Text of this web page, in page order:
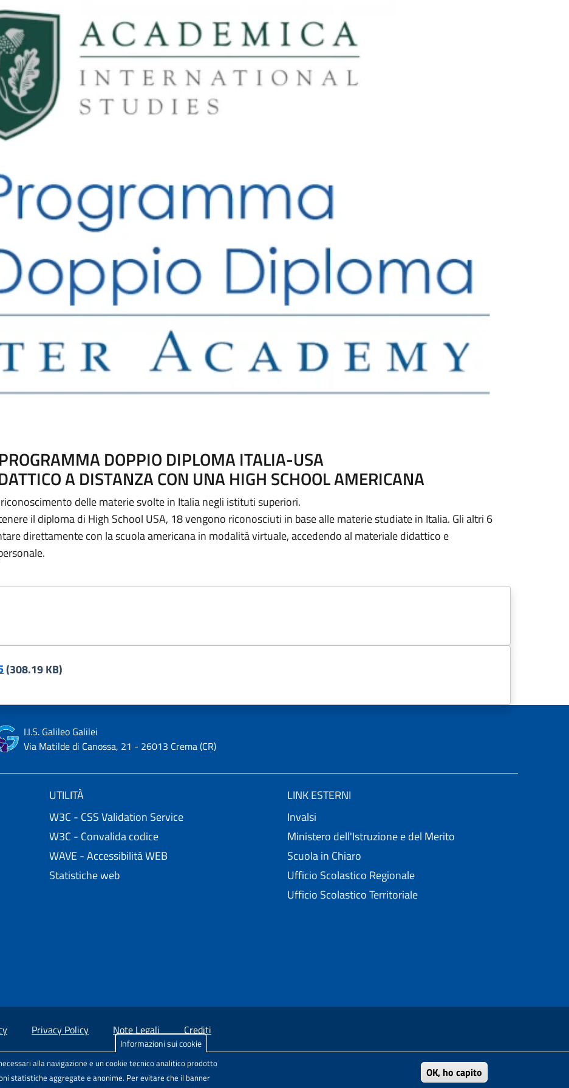
Informazioni sui cookie
alla navigazione e un cookie tecnico analitico prodotto
statistiche aggregate e anonime. Per evitare che il banner
OK, ho capito
PROGRAMMA DOPPIO DIPLOMA ITALIA-USA
A DISTANZA CON UNA HIGH SCHOOL AMERICANA
delle materie svolte in Italia negli istituti superiori.
il diploma di High School USA, 18 vengono riconosciuti in base alle materie studiate in Italia. Gli altri 6
direttamente con la scuola americana in modalità virtuale, accedendo al materiale didattico e
(308.19 KB)
I.I.S. Galileo Galilei
Via Matilde di Canossa, 21 - 26013 Crema (CR)
UTILITÀ
W3C - CSS Validation Service
W3C - Convalida codice
WAVE - Accessibilità WEB
Statistiche web
LINK ESTERNI
Invalsi
Ministero dell'Istruzione e del Merito
Scuola in Chiaro
Ufficio Scolastico Regionale
Ufficio Scolastico Territoriale
Privacy Policy Note Legali Crediti
sul Web, Comunità di pratica per l'accessibilità dei siti scolastici, nell'ambito del Progetto "Un CMS per la scuola" .
licenzaAttribuzione-Non commerciale-Condividi allo stesso modo 4.0 Unported di Creative Commons.